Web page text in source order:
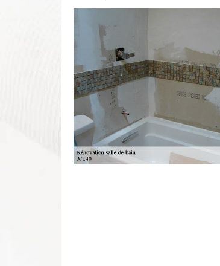
devis servira ainsi à avoir une idée